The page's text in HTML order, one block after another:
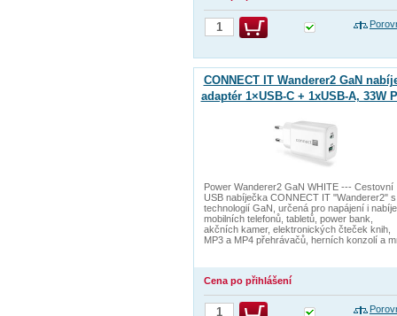
CONNECT IT Wanderer2 GaN
adaptér 1×USB-C + 1xUSB-A, 33W
Power Wanderer2 GaN WHITE --- Cestovní
USB nabíječka CONNECT IT "Wanderer2" s
technologií GaN, určená pro napájení i
mobilních telefonů, tabletů, power bank,
akčních kamer, elektronických čteček knih,
MP3 a MP4 přehrávačů, herních konzolí a
Cena po přihlášení